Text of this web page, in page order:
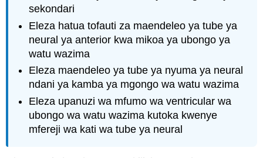
sekondari
Eleza hatua tofauti za maendeleo ya tube ya
neural ya anterior kwa mikoa ya ubongo ya
watu wazima
Eleza maendeleo ya tube ya nyuma ya neural
ndani ya kamba ya mgongo wa watu wazima
Eleza upanuzi wa mfumo wa ventricular wa
ubongo wa watu wazima kutoka kwenye
mfereji wa kati wa tube ya neural